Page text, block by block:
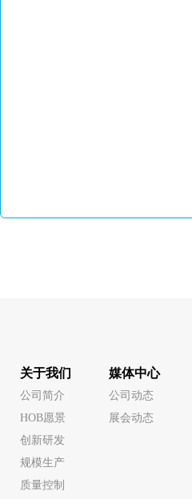
关于我们
公司简介
HOB愿景
创新研发
规模生产
质量控制
媒体中心
公司动态
展会动态